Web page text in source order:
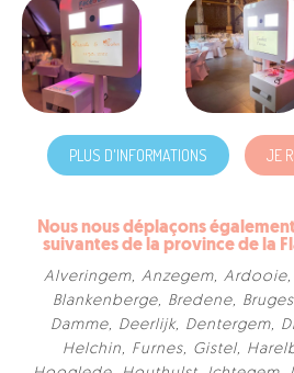
PLUS D'INFORMATIONS JE
Nous nous déplaçons
suivantes de la province de la
Alveringem, Anzegem, Ardooie,
Blankenberge, Bredene, Bruges
Damme, Deerlijk, Dentergem,
Helchin, Furnes, Gistel,